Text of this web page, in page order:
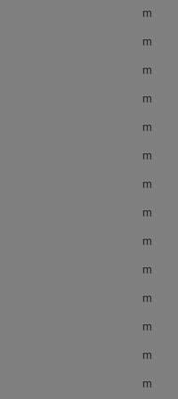
m
m
m
m
m
m
m
m
m
m
m
m
m
m